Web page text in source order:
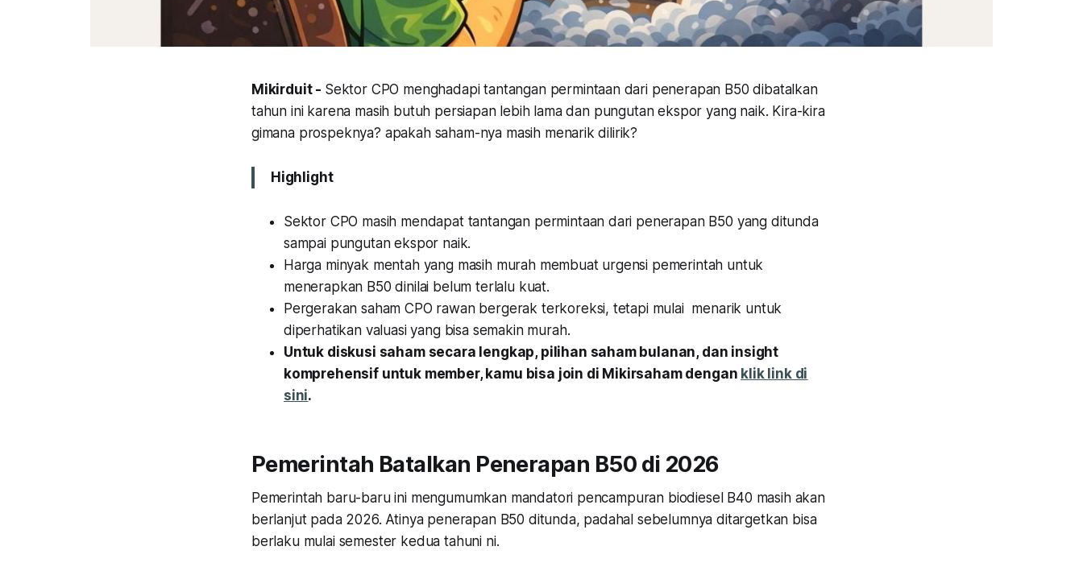
Mikirduit - Sektor CPO menghadapi tantangan permintaan dari penerapan B50 dibatalkan
tahun ini karena masih butuh persiapan lebih lama dan pungutan ekspor yang naik. Kira-kira
gimana prospeknya? apakah saham-nya masih menarik dilirik?
Highlight
Sektor CPO masih mendapat tantangan permintaan dari penerapan B50 yang ditunda
sampai pungutan ekspor naik.
Harga minyak mentah yang masih murah membuat urgensi pemerintah untuk
menerapkan B50 dinilai belum terlalu kuat.
Pergerakan saham CPO rawan bergerak terkoreksi, tetapi mulai menarik untuk
diperhatikan valuasi yang bisa semakin murah.
Untuk diskusi saham secara lengkap, pilihan saham bulanan, dan insight
komprehensif untuk member, kamu bisa join di Mikirsaham dengan klik link di
sini.
Pemerintah Batalkan Penerapan B50 di 2026
Pemerintah baru-baru ini mengumumkan mandatori pencampuran biodiesel B40 masih akan
berlanjut pada 2026. Atinya penerapan B50 ditunda, padahal sebelumnya ditargetkan bisa
berlaku mulai semester kedua tahuni ni.